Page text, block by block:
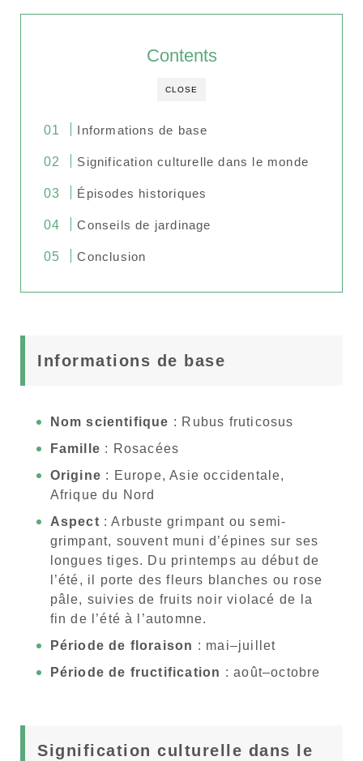
CLOSE
Contents
Informations de base
Signification culturelle dans le monde
Épisodes historiques
Conseils de jardinage
Conclusion
Informations de base
Nom scientifique : Rubus fruticosus
Famille : Rosacées
Origine : Europe, Asie occidentale,
Afrique du Nord
Aspect : Arbuste grimpant ou semi-
grimpant, souvent muni d’épines sur ses
longues tiges. Du printemps au début de
l’été, il porte des fleurs blanches ou rose
pâle, suivies de fruits noir violacé de la
fin de l’été à l’automne.
Période de floraison : mai–juillet
Période de fructification : août–octobre
Signification culturelle dans le